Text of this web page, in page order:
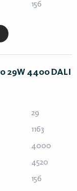
156
29W 4400 DALI
29
1163
4000
4520
156